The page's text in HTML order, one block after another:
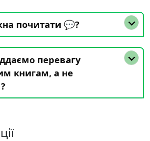
почитати 💬?
перевагу
книгам, а не